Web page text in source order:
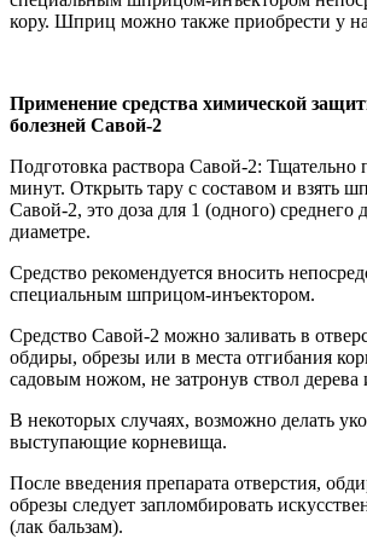
кору. Шприц можно также приобрести у
Применение средства химической
болезней Савой-2
Подготовка раствора Савой-2: Тщательно
минут. Открыть тару с составом и взять
Савой-2, это доза для 1 (одного) среднего
диаметре.
Средство рекомендуется вносить
специальным шприцом-инъектором.
Средство Савой-2 можно заливать в
обдиры, обрезы или в места отгибания
садовым ножом, не затронув ствол дерева
В некоторых случаях, возможно делать
выступающие корневища.
После введения препарата отверстия,
обрезы следует запломбировать
(лак бальзам).